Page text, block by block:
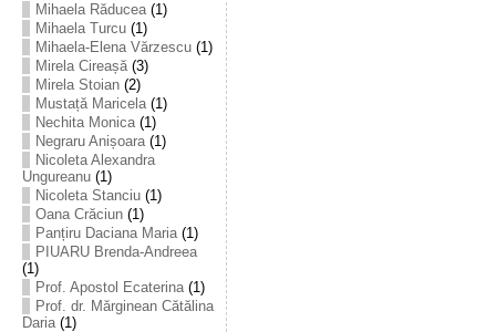
Mihaela Răducea(1)
Mihaela Turcu(1)
Mihaela-Elena Vărzescu(1)
Mirela Cireașă(3)
Mirela Stoian(2)
Mustață Maricela(1)
Nechita Monica(1)
Negraru Anișoara(1)
Nicoleta Alexandra
Ungureanu(1)
Nicoleta Stanciu(1)
Oana Crăciun(1)
Panțiru Daciana Maria(1)
PIUARU Brenda-Andreea
(1)
Prof. Apostol Ecaterina(1)
Prof. dr. Mărginean Cătălina
Daria(1)